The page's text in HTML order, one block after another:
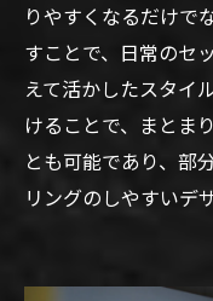
りやすくなるだけで
すことで、日常のセ
えて活かしたスタイ
けることで、まとま
とも可能であり、部
リングのしやすいデ